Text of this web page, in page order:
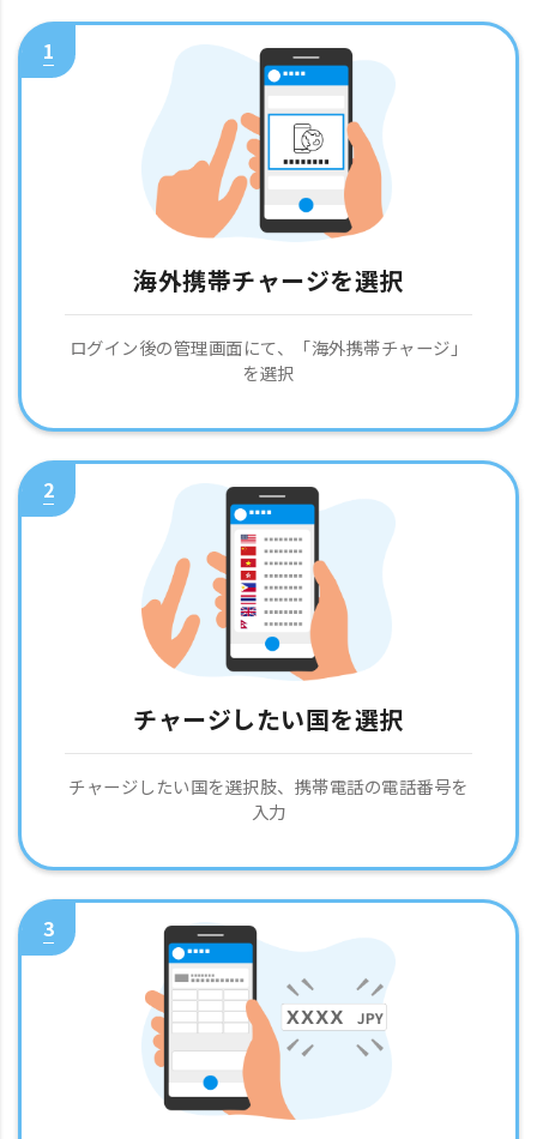
1
海外携帯チャージを選択
ログイン後の管理画面にて、「海外携帯チャージ」
を選択
2
チャージしたい国を選択
チャージしたい国を選択肢、携帯電話の電話番号を
入力
3